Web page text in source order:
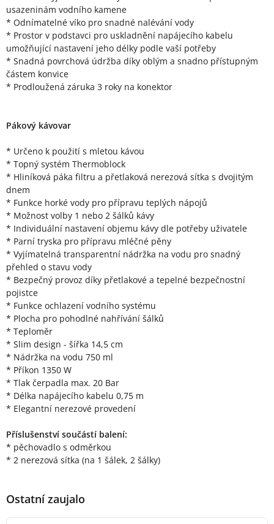
usazeninám vodního kamene
* Odnímatelné víko pro snadné nalévání vody
* Prostor v podstavci pro uskladnění napájecího kabelu
umožňující nastavení jeho délky podle vaší potřeby
* Snadná povrchová údržba díky oblým a snadno přístupným
částem konvice
* Prodloužená záruka 3 roky na konektor
Pákový kávovar
* Určeno k použití s mletou kávou
* Topný systém Thermoblock
* Hliníková páka filtru a přetlaková nerezová sítka s dvojitým
dnem
* Funkce horké vody pro přípravu teplých nápojů
* Možnost volby 1 nebo 2 šálků kávy
* Individuální nastavení objemu kávy dle potřeby uživatele
* Parní tryska pro přípravu mléčné pěny
* Vyjímatelná transparentní nádržka na vodu pro snadný
přehled o stavu vody
* Bezpečný provoz díky přetlakové a tepelné bezpečnostní
pojistce
* Funkce ochlazení vodního systému
* Plocha pro pohodlné nahřívání šálků
* Teploměr
* Slim design - šířka 14,5 cm
* Nádržka na vodu 750 ml
* Příkon 1350 W
* Tlak čerpadla max. 20 Bar
* Délka napájecího kabelu 0,75 m
* Elegantní nerezové provedení
Příslušenství součástí balení:
* pěchovadlo s odměrkou
* 2 nerezová sítka (na 1 šálek, 2 šálky)
Ostatní zaujalo